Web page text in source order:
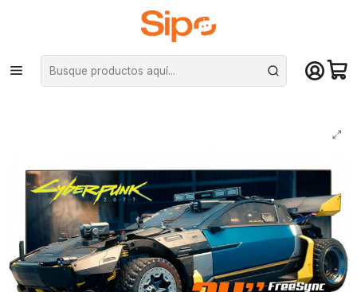
¡Compra hasta mediodía y recibe hoy! De lunes a sábado en el gran
Santiago. Envío gratis desde $29.990
Inicio Monitores Monitores
Monitor Gamer Riotoro Stingray RX24 de 24" Full HD, 1ms, 165Hz,
FreeSync